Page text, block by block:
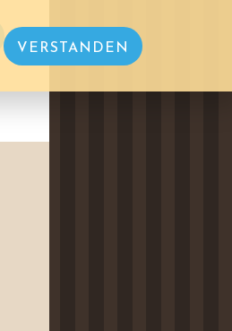
VERSTANDEN